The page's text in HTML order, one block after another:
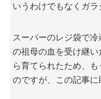
いうわけでもなくガラ
スーパーのレジ袋で
の祖母の血を受け継
ら育てられたため、
のですが、この記事に